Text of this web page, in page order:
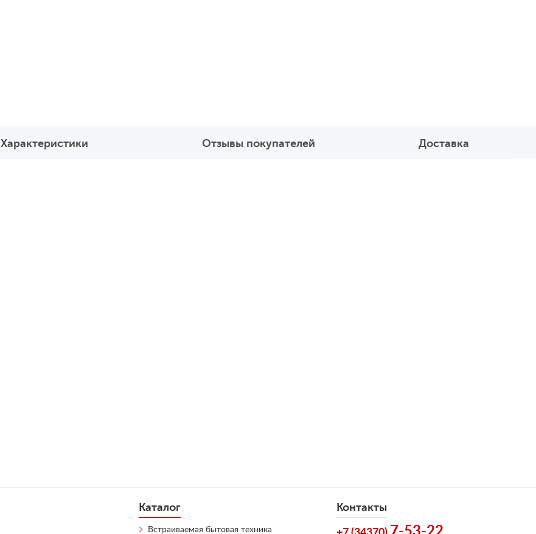
Характеристики Отзывы покупателей Доставка
Контакты
Каталог
Встраиваемая бытовая техника